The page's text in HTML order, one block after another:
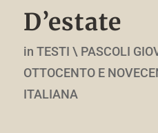
D’estate
in TESTI \ PASCOLI
OTTOCENTO E
ITALIANA